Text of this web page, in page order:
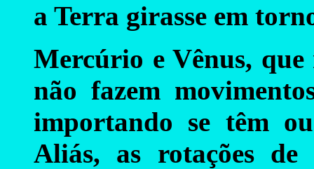
a Terra girasse em
Mercúrio e Vênus,
não fazem
importando se têm
Aliás, as rotações